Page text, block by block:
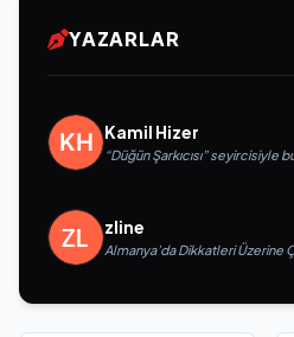
YAZARLAR
Kamil Hizer
“Düğün Şarkıcısı” seyircisiyle
zline
Almanya’da Dikkatleri Üzerine